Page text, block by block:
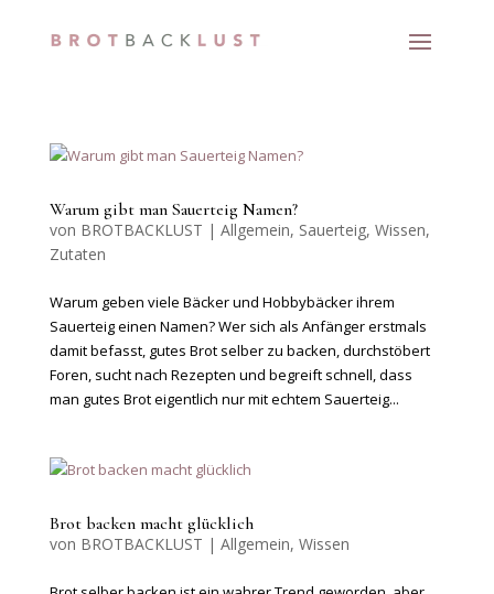
Warum gibt man Sauerteig Namen?
von BROTBACKLUST | Allgemein, Sauerteig, Wissen,
Zutaten
Warum geben viele Bäcker und Hobbybäcker ihrem
Sauerteig einen Namen? Wer sich als Anfänger erstmals
damit befasst, gutes Brot selber zu backen, durchstöbert
Foren, sucht nach Rezepten und begreift schnell, dass
man gutes Brot eigentlich nur mit echtem Sauerteig...
Brot backen macht glücklich
von BROTBACKLUST | Allgemein, Wissen